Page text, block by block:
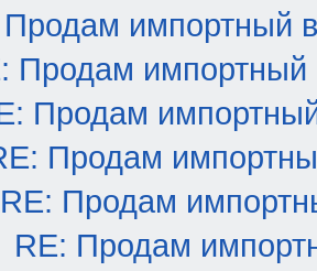
Продам импортный
Продам импортный
Продам
Продам
RE: Продам
RE: Продам